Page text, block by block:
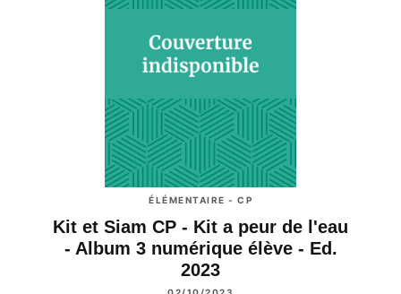
ÉLÉMENTAIRE - CP
Kit et Siam CP - Kit a peur de l'eau
- Album 3 numérique élève - Ed.
2023